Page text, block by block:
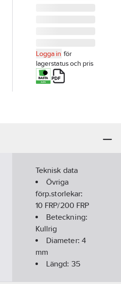
Logga in för
lagerstatus och pris
Teknisk data
Övriga
förp.storlekar:
10 FRP/200 FRP
Beteckning:
Kullrig
Diameter: 4
mm
Längd: 35